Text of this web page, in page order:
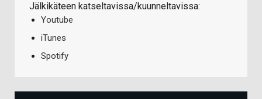
Jälkikäteen katseltavissa/kuunneltavissa:
Youtube
iTunes
Spotify